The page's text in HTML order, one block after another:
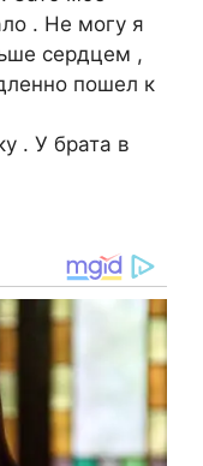
. Не могу я
сердцем ,
пошел к
. У брата в